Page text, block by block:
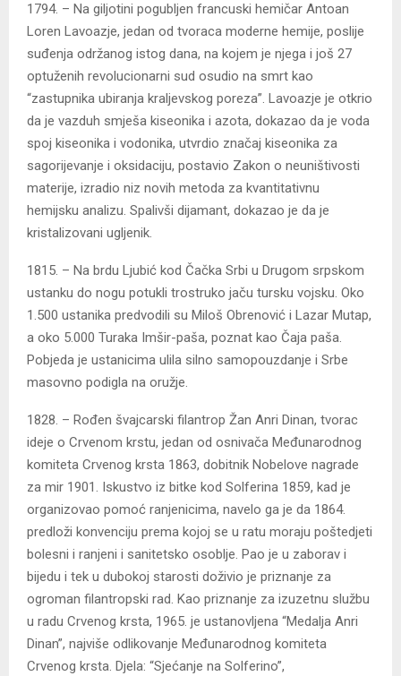
1794. – Na giljotini pogubljen francuski hemičar Antoan
Loren Lavoazje, jedan od tvoraca moderne hemije, poslije
suđenja održanog istog dana, na kojem je njega i još 27
optuženih revolucionarni sud osudio na smrt kao
“zastupnika ubiranja kraljevskog poreza”. Lavoazje je otkrio
da je vazduh smješa kiseonika i azota, dokazao da je voda
spoj kiseonika i vodonika, utvrdio značaj kiseonika za
sagorijevanje i oksidaciju, postavio Zakon o neuništivosti
materije, izradio niz novih metoda za kvantitativnu
hemijsku analizu. Spalivši dijamant, dokazao je da je
kristalizovani ugljenik.
1815. – Na brdu Ljubić kod Čačka Srbi u Drugom srpskom
ustanku do nogu potukli trostruko jaču tursku vojsku. Oko
1.500 ustanika predvodili su Miloš Obrenović i Lazar Mutap,
a oko 5.000 Turaka Imšir-paša, poznat kao Čaja paša.
Pobjeda je ustanicima ulila silno samopouzdanje i Srbe
masovno podigla na oružje.
1828. – Rođen švajcarski filantrop Žan Anri Dinan, tvorac
ideje o Crvenom krstu, jedan od osnivača Međunarodnog
komiteta Crvenog krsta 1863, dobitnik Nobelove nagrade
za mir 1901. Iskustvo iz bitke kod Solferina 1859, kad je
organizovao pomoć ranjenicima, navelo ga je da 1864.
predloži konvenciju prema kojoj se u ratu moraju poštedjeti
bolesni i ranjeni i sanitetsko osoblje. Pao je u zaborav i
bijedu i tek u dubokoj starosti doživio je priznanje za
ogroman filantropski rad. Kao priznanje za izuzetnu službu
u radu Crvenog krsta, 1965. je ustanovljena “Medalja Anri
Dinan”, najviše odlikovanje Međunarodnog komiteta
Crvenog krsta. Djela: “Sjećanje na Solferino”,